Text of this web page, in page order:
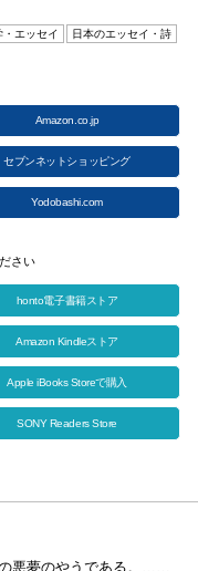
・エッセイ 日本のエッセイ・詩
Amazon.co.jp
セブンネットショッピング
Yodobashi.com
さい
honto電子書籍ストア
Amazon Kindleストア
Apple iBooks Storeで購入
SONY Readers Store
の悪夢のやうである。……